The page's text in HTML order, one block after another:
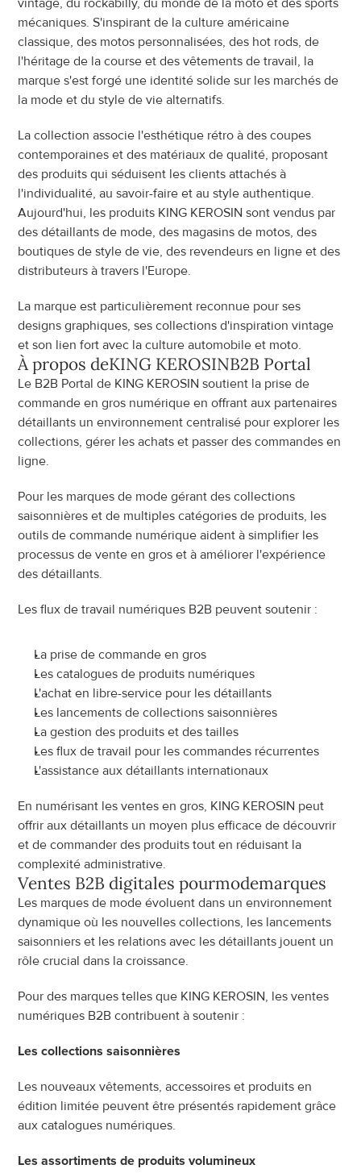
vintage, du rockabilly, du monde de la moto et des sports
mécaniques. S'inspirant de la culture américaine
classique, des motos personnalisées, des hot rods, de
l'héritage de la course et des vêtements de travail, la
marque s'est forgé une identité solide sur les marchés de
la mode et du style de vie alternatifs.
La collection associe l'esthétique rétro à des coupes
contemporaines et des matériaux de qualité, proposant
des produits qui séduisent les clients attachés à
l'individualité, au savoir-faire et au style authentique.
Aujourd'hui, les produits KING KEROSIN sont vendus par
des détaillants de mode, des magasins de motos, des
boutiques de style de vie, des revendeurs en ligne et des
distributeurs à travers l'Europe.
La marque est particulièrement reconnue pour ses
designs graphiques, ses collections d'inspiration vintage
et son lien fort avec la culture automobile et moto.
À propos deKING KEROSINB2B Portal
Le B2B Portal de KING KEROSIN soutient la prise de
commande en gros numérique en offrant aux partenaires
détaillants un environnement centralisé pour explorer les
collections, gérer les achats et passer des commandes en
ligne.
Pour les marques de mode gérant des collections
saisonnières et de multiples catégories de produits, les
outils de commande numérique aident à simplifier les
processus de vente en gros et à améliorer l'expérience
des détaillants.
Les flux de travail numériques B2B peuvent soutenir :
La prise de commande en gros
Les catalogues de produits numériques
L'achat en libre-service pour les détaillants
Les lancements de collections saisonnières
La gestion des produits et des tailles
Les flux de travail pour les commandes récurrentes
L'assistance aux détaillants internationaux
En numérisant les ventes en gros, KING KEROSIN peut
offrir aux détaillants un moyen plus efficace de découvrir
et de commander des produits tout en réduisant la
complexité administrative.
Ventes B2B digitales pourmodemarques
Les marques de mode évoluent dans un environnement
dynamique où les nouvelles collections, les lancements
saisonniers et les relations avec les détaillants jouent un
rôle crucial dans la croissance.
Pour des marques telles que KING KEROSIN, les ventes
numériques B2B contribuent à soutenir :
Les collections saisonnières
Les nouveaux vêtements, accessoires et produits en
édition limitée peuvent être présentés rapidement grâce
aux catalogues numériques.
Les assortiments de produits volumineux